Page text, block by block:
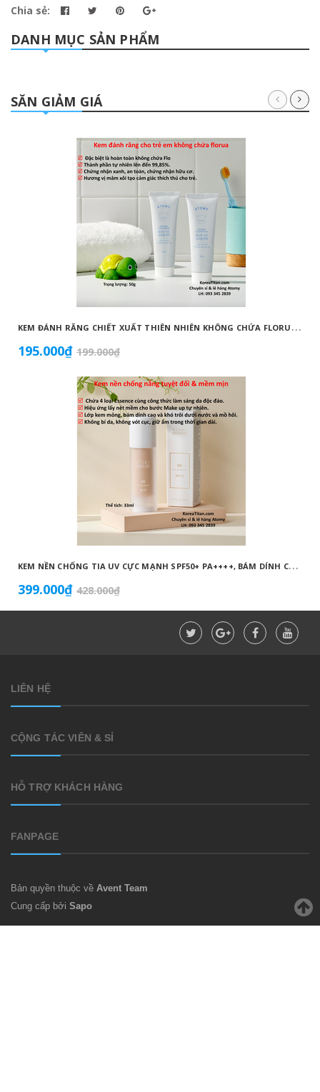
Chia sẻ:
DANH MỤC SẢN PHẨM
SĂN GIẢM GIÁ
K
EM ĐÁNH RĂNG CHIẾT XUẤT THIÊN NHIÊN KHÔNG CHỨA FLORUA AN TOÀN DÀNH CHO TRẺ EM ( 50G) - ATOMY KID NATURAL TOOTHPASTE (NON FLUORIDE) - 애터미 키즈 내추럴 치약 - НАТУРАЛЬНАЯ ДЕТСКАЯ ЗУБНАЯ ПАСТА ATOMY
195.000₫ 199.000₫
K
EM NỀN CHỐNG TIA UV CỰC MẠNH SPF50+ PA++++, BÁM DÍNH CAO, KHÔNG VÓN CỤC, DƯỠNG ẨM VÀ DƯỠNG TRẮNG DA HOÀN HẢO NO.23 (MÀU BEIGE) - ATOMY BB ABSOLUTE 23 - 애터미 앱솔루트 BB - АТОМИ АБСОЛЮТ BB №23
399.000₫ 428.000₫
LIÊN HỆ
CỘNG TÁC VIÊN & SỈ
HỖ TRỢ KHÁCH HÀNG
FANPAGE
Bản quyền thuộc về Avent Team
Cung cấp bởi Sapo